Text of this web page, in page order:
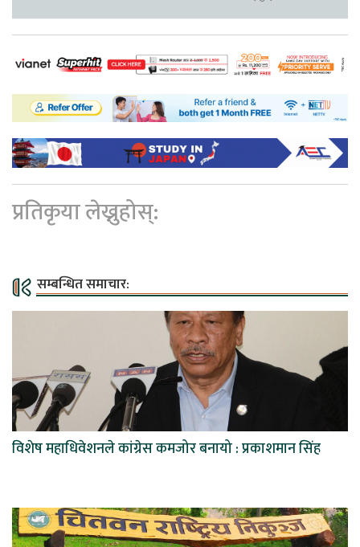
प्रतिकृया लेख्नुहोस्:
सम्बन्धित समाचार:
विशेष महाधिवेशनले कांग्रेस कमजोर बनायो : प्रकाशमान सिंह